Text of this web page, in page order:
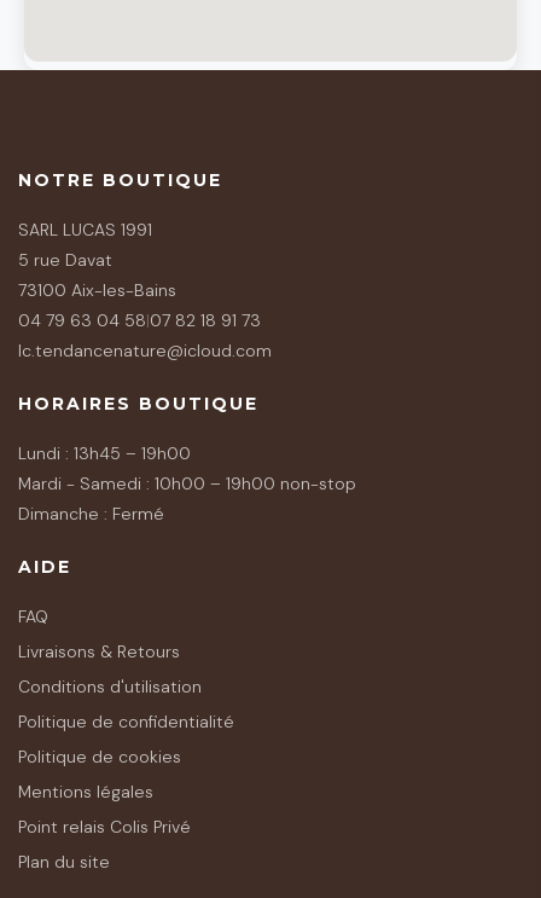
NOTRE BOUTIQUE
SARL LUCAS 1991
5 rue Davat
73100 Aix-les-Bains
04 79 63 04 58|07 82 18 91 73
lc.tendancenature@icloud.com
HORAIRES BOUTIQUE
Lundi : 13h45 – 19h00
Mardi - Samedi : 10h00 – 19h00 non-stop
Dimanche : Fermé
AIDE
FAQ
Livraisons & Retours
Conditions d'utilisation
Politique de confidentialité
Politique de cookies
Mentions légales
Point relais Colis Privé
Plan du site